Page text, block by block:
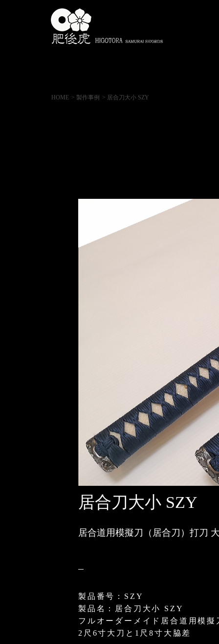
HOME > 製作事例 > 居合刀大小 SZY
居合刀大小 SZY
居合道用模擬刀（居合刀）打刀
製品番号：SZY
製品名：居合刀大小 SZY
フルオーダーメイド居合道用模擬
2尺6寸大刀と1尺8寸大脇差